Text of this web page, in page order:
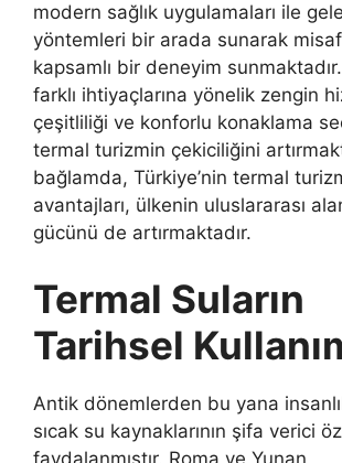
modern sağlık uygulamaları ile
yöntemleri bir arada sunarak
kapsamlı bir deneyim
farklı ihtiyaçlarına yönelik zengin
çeşitliliği ve konforlu konaklama
termal turizmin çekiciliğini
bağlamda, Türkiye’nin termal
avantajları, ülkenin uluslararası
gücünü de artırmaktadır.
Termal Suların
Tarihsel
Antik dönemlerden bu yana
sıcak su kaynaklarının şifa verici
faydalanmıştır. Roma ve Yunan